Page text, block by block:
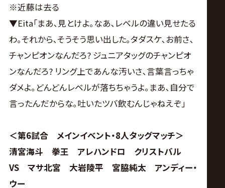
※近藤は去る
▼Eita｢まあ､見とけよ｡なあ､レベルの違い見せたる
わ｡それから､そうそう思い出した｡タダスケ､お前さ､
チャンピオンなんだろ? ジュニアタッグのチャンピオ
ンなんだろ? リング上であんな汚いさ､言葉言っちゃ
ダメよ｡どんどんレベルが落ちちゃうよ｡まあ､自分で
言ったんだからな｡吐いたツバ飲むんじゃねえぞ｣
＜第6試合 メインイベント・8人タッグマッチ＞
清宮海斗 拳王 アレハンドロ クリストバル
VS マサ北宮 大岩陵平 宮脇純太 アンディー・
ウー